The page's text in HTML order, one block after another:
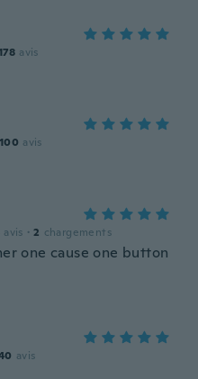
avis
100 avis
avis · 2 chargements
one cause one button
avis